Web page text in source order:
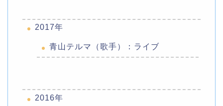
2017年
青山テルマ（歌手）：ライブ
2016年